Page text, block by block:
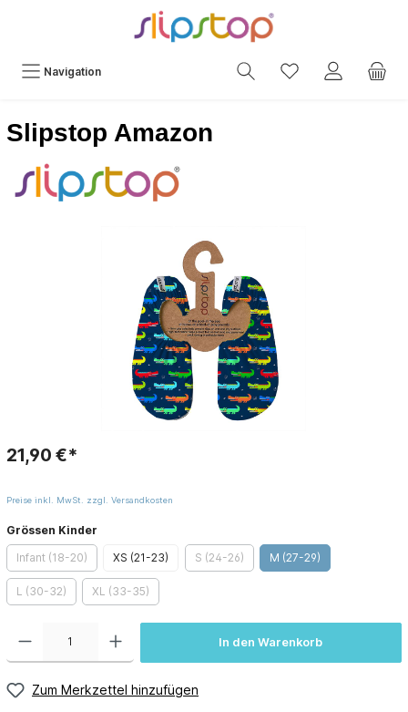
Navigation
Slipstop Amazon
21,90 €*
Preise inkl. MwSt. zzgl. Versandkosten
Grössen Kinder
Infant (18-20) XS (21-23) S (24-26) M (27-29)
L (30-32) XL (33-35)
In den Warenkorb
Zum Merkzettel hinzufügen